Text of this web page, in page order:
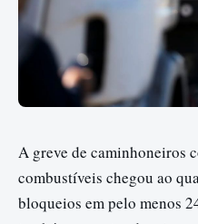
A greve de caminhoneiros
combustíveis chegou ao
bloqueios em pelo menos